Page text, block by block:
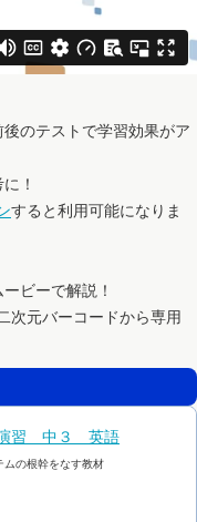
のテストで学習効果がア
！
すると利用可能になりま
ビーで解説！
次元バーコードから専用
習 中３ 英語
ムの根幹をなす教材